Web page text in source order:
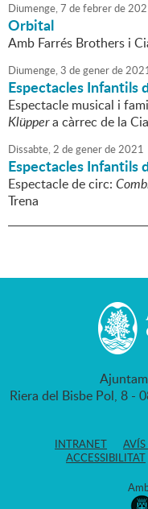
Diumenge,7 defebrerde
Orbital
Amb Farrés Brothers i
Diumenge,3 degenerde
Espectacles Infantils
Espectacle musical i
Klüppera càrrec de la
Dissabte,2 degenerde2021
Espectacles Infantils
Espectacle de circ:
Trena
Riera del Bisbe Pol, 8 -
INTRANET
ACCESSIBILITAT